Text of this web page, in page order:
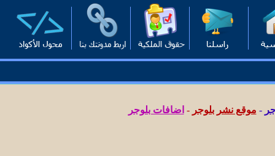
- موقع نشر بلوجر - اضافات بلوجر